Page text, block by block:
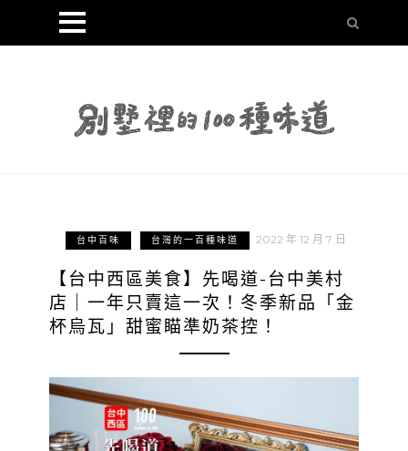
台中百味 台灣的一百種味道 2022 年 12 月 7 日
【台中西區美食】先喝道-台中美村
店｜一年只賣這一次！冬季新品「金
杯烏瓦」甜蜜瞄準奶茶控！